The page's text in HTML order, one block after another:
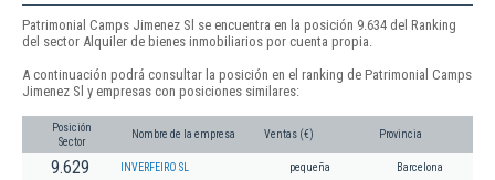
Patrimonial Camps Jimenez Sl se encuentra en la posición 9.634 del Ranking
del sector Alquiler de bienes inmobiliarios por cuenta propia.
A continuación podrá consultar la posición en el ranking de Patrimonial Camps
Jimenez Sl y empresas con posiciones similares:
Posición
Sector
Nombre de la empresa Ventas (€) Provincia
9.629 INVERFEIRO SL pequeña Barcelona